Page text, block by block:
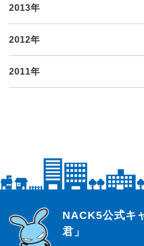
2013年
2012年
2011年
らじっと君
NACK5公式キ
君」